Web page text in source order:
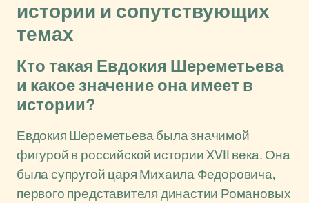
истории и сопутствующих
темах
Кто такая Евдокия Шереметьева
и какое значение она имеет в
истории?
Евдокия Шереметьева была значимой
фигурой в российской истории XVII века. Она
была супругой царя Михаила Федоровича,
первого представителя династии Романовых